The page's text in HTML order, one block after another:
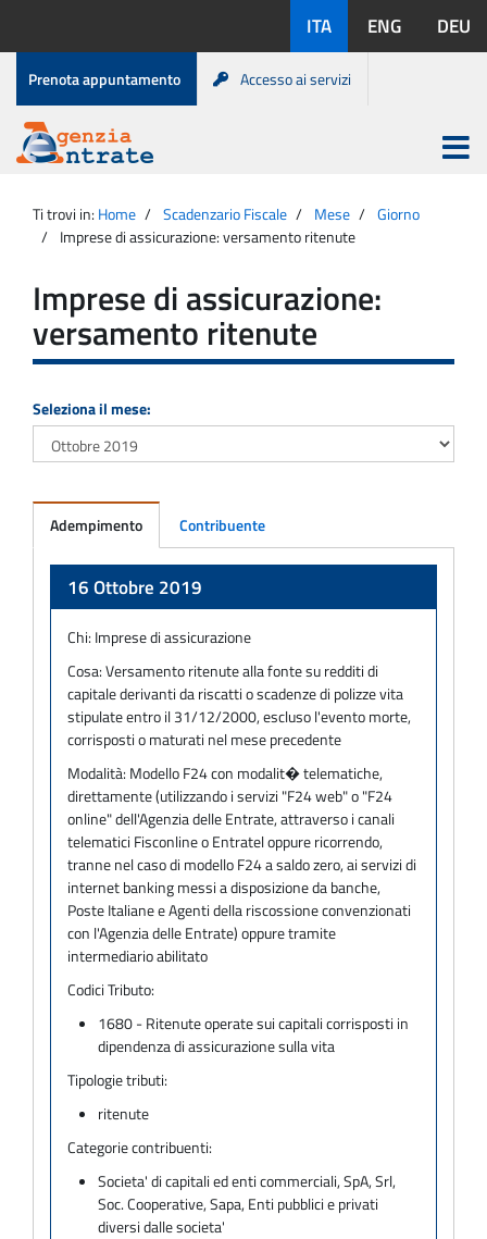
contenuto
disponibili:
ITA ENG DEU
Menu
di
servizio
Prenota appuntamento Accesso ai servizi
Agenzia
Entrate
Apri
menu
principale
Ti trovi in: Home Scadenzario Fiscale Mese
Giorno
Imprese di assicurazione: versamento ritenute
Imprese di assicurazione:
versamento ritenute
Seleziona il mese:
Adempimento Contribuente
16 Ottobre 2019
Chi: Imprese di assicurazione
Cosa:Versamento ritenute alla fonte su redditi di
capitale derivanti da riscatti o scadenze di polizze vita
stipulate entro il 31/12/2000, escluso l'evento morte,
corrisposti o maturati nel mese precedente
Modalità: Modello F24 con modalit� telematiche,
direttamente (utilizzando i servizi "F24 web" o "F24
online" dell'Agenzia delle Entrate, attraverso i canali
telematici Fisconline o Entratel oppure ricorrendo,
tranne nel caso di modello F24 a saldo zero, ai servizi di
internet banking messi a disposizione da banche,
Poste Italiane e Agenti della riscossione convenzionati
con l'Agenzia delle Entrate) oppure tramite
intermediario abilitato
Codici Tributo:
1680 - Ritenute operate sui capitali corrisposti in
dipendenza di assicurazione sulla vita
Tipologie tributi:
ritenute
Categorie contribuenti:
Societa' di capitali ed enti commerciali, SpA, Srl,
Soc. Cooperative, Sapa, Enti pubblici e privati
diversi dalle societa'